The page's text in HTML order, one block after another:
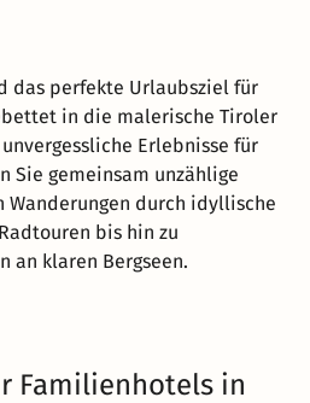
das perfekte Urlaubsziel für
in die malerische Tiroler
Erlebnisse für
Sie gemeinsam unzählige
durch idyllische
bis hin zu
an klaren Bergseen.
Familienhotels in